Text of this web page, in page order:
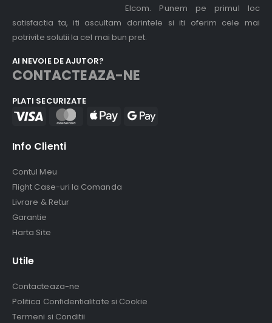
Elcom. Punem pe primul loc
satisfactia ta, iti ascultam dorintele si iti oferim cele mai
potrivite solutii la cel mai bun pret.
AI NEVOIE DE AJUTOR?
CONTACTEAZA-NE
PLATI SECURIZATE
Info Clienti
Contul Meu
Flight Case-uri la Comanda
Livrare & Retur
Garantie
Harta Site
Utile
Contacteaza-ne
Politica Confidentialitate si Cookie
Termeni si Conditii